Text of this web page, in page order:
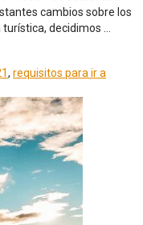
cambios sobre los
decidimos …
, requisitos para ir a